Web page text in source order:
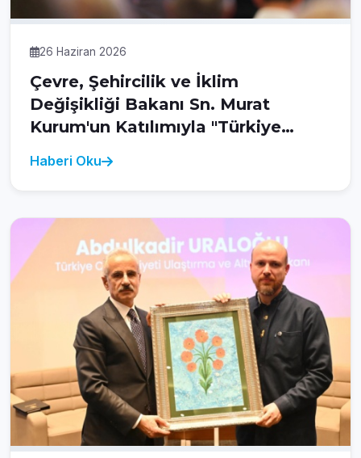
26 Haziran 2026
Çevre, Şehircilik ve İklim
Değişikliği Bakanı Sn. Murat
Kurum'un Katılımıyla "Türkiye
Değişikliği" Başlıklı 15. Milli İrade
Haberi Oku